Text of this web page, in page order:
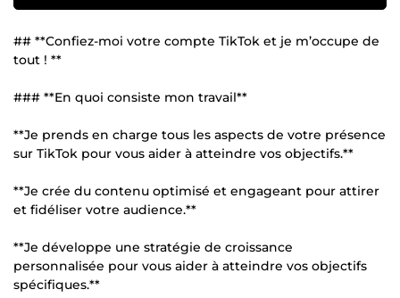
## **Confiez-moi votre compte TikTok et je m’occupe de
tout ! **
### **En quoi consiste mon travail**
**Je prends en charge tous les aspects de votre présence
sur TikTok pour vous aider à atteindre vos objectifs.**
**Je crée du contenu optimisé et engageant pour attirer
et fidéliser votre audience.**
**Je développe une stratégie de croissance
personnalisée pour vous aider à atteindre vos objectifs
spécifiques.**